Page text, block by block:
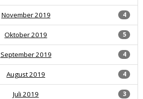
4
November 2019
5
Oktober 2019
4
September 2019
4
August 2019
3
Juli 2019